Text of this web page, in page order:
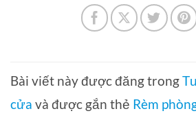
Bài viết này được đăng trong
cửa và được gắn thẻ Rèm